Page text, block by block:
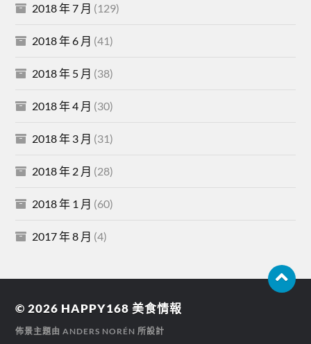
2018 年 7 月 (129)
2018 年 6 月 (41)
2018 年 5 月 (38)
2018 年 4 月 (30)
2018 年 3 月 (31)
2018 年 2 月 (28)
2018 年 1 月 (60)
2017 年 8 月 (4)
© 2026 HAPPY168 美食情報
佈景主題由ANDERS NORÉN 所設計